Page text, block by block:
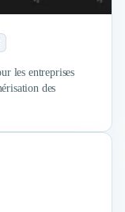
les entreprises
des